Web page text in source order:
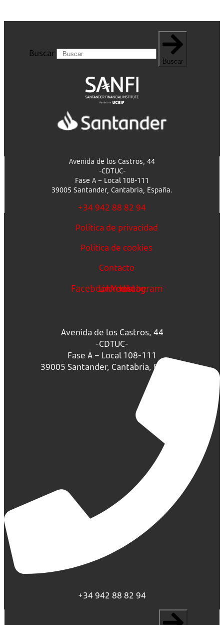
Buscar
Buscar
Avenida de los Castros, 44
-CDTUC-
Fase A – Local 108-111
39005 Santander, Cantabria, España.
+34 942 88 82 94
Política de privacidad
Política de cookies
Contacto
FacebookLinkedin
Youtube
Instagram
Avenida de los Castros, 44
-CDTUC-
Fase A – Local 108-111
39005 Santander, Cantabria, España.
+34 942 88 82 94